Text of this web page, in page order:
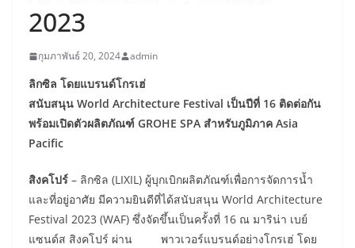
2023
กุมภาพันธ์ 20, 2024 admin
ลิกซิล โดยแบรนด์โกรเฮ่
สนับสนุน World Architecture Festival เป็นปีที่ 16 ติดต่อกัน
พร้อมเปิดตัวผลิตภัณฑ์ GROHE SPA สำหรับภูมิภาค Asia
Pacific
สิงคโปร์ – ลิกซิล (LIXIL) ผู้บุกเบิกผลิตภัณฑ์เพื่อการจัดการน้ำ
และที่อยู่อาศัย มีความยินดีที่ได้สนับสนุน World Architecture
Festival 2023 (WAF) ซึ่งจัดขึ้นเป็นครั้งที่ 16 ณ มาริน่า เบย์
แซนด์ส สิงคโปร์ ผ่าน พาวเวอร์แบรนด์อย่างโกรเฮ่ โดย